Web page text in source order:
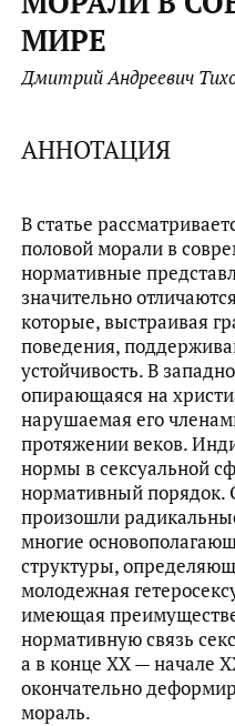
МИРЕ
Дмитрий Андреевич
АННОТАЦИЯ
В статье
половой морали в
нормативные
значительно
которые, выстраивая
поведения,
устойчивость. В
опирающаяся на
нарушаемая его
протяжении веков.
нормы в сексуальной
нормативный порядок.
произошли
многие
структуры,
молодежная
имеющая
нормативную связь
а в конце XX — начале
окончательно
мораль.